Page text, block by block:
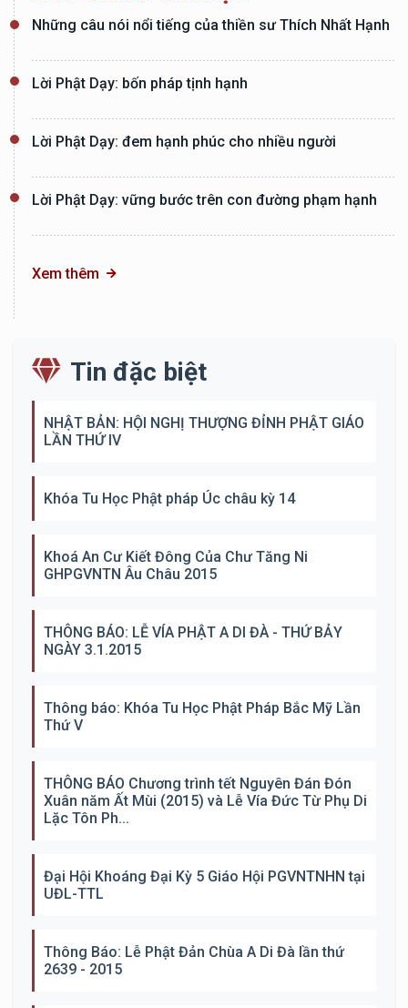
Những câu nói nổi tiếng của thiền sư Thích Nhất Hạnh
Lời Phật Dạy: bốn pháp tịnh hạnh
Lời Phật Dạy: đem hạnh phúc cho nhiều người
Lời Phật Dạy: vững bước trên con đường phạm hạnh
Xem thêm
Tin đặc biệt
NHẬT BẢN: HỘI NGHỊ THƯỢNG ĐỈNH PHẬT GIÁO
LẦN THỨ IV
Khóa Tu Học Phật pháp Úc châu kỳ 14
Khoá An Cư Kiết Đông Của Chư Tăng Ni
GHPGVNTN Âu Châu 2015
THÔNG BÁO: LỄ VÍA PHẬT A DI ĐÀ - THỨ BẢY
NGÀY 3.1.2015
Thông báo: Khóa Tu Học Phật Pháp Bắc Mỹ Lần
Thứ V
THÔNG BÁO Chương trình tết Nguyên Đán Đón
Xuân năm Ất Mùi (2015) và Lễ Vía Đức Từ Phụ Di
Lặc Tôn Ph...
Đại Hội Khoáng Đại Kỳ 5 Giáo Hội PGVNTNHN tại
UĐL-TTL
Thông Báo: Lễ Phật Đản Chùa A Di Đà lần thứ
2639 - 2015